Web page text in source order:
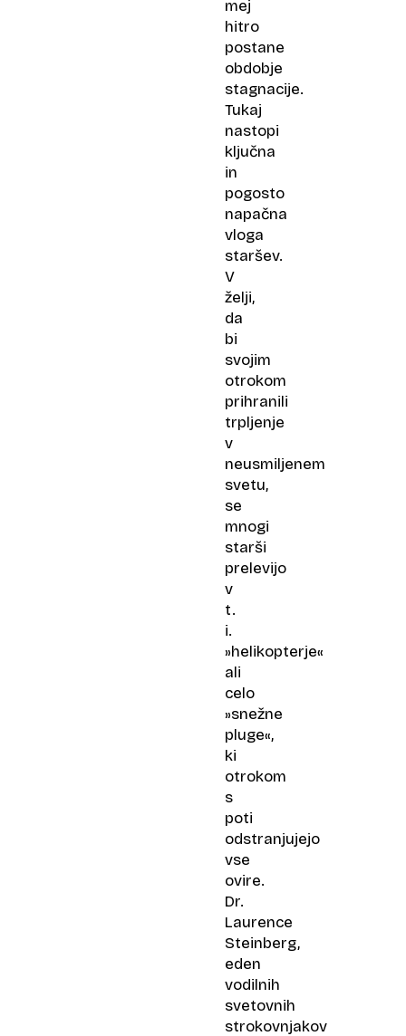
mej
hitro
postane
obdobje
stagnacije.
Tukaj
nastopi
ključna
in
pogosto
napačna
vloga
staršev.
V
želji,
da
bi
svojim
otrokom
prihranili
trpljenje
v
neusmiljenem
svetu,
se
mnogi
starši
prelevijo
v
t.
i.
»helikopterje«
ali
celo
»snežne
pluge«,
ki
otrokom
s
poti
odstranjujejo
vse
ovire.
Dr.
Laurence
Steinberg,
eden
vodilnih
svetovnih
strokovnjakov